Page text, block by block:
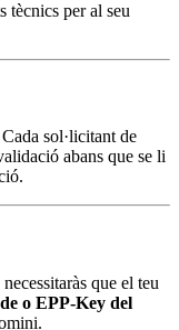
tècnics per al seu
sol·licitant de
abans que se li
que el teu
o EPP-Key del